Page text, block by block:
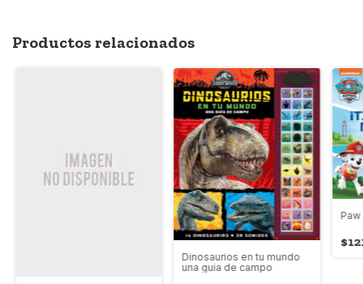
Productos relacionados
Dinosaurios en tu mundo
una guia de campo